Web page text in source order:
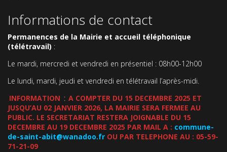
Informations de contact
Permanences de la Mairie et accueil téléphonique
(télétravail) :
Le mardi, mercredi et vendredi en présentiel : 08h00-12h00
Le lundi, mardi, jeudi et vendredi en télétravail l’après-midi.
INFORMATION : A COMPTER DU 15 DECEMBRE 2025 ET
JUSQU’AU 02 JANVIER 2026, LA MAIRIE SERA FERMEE AU
PUBLIC. LE SECRETARIAT RESTERA JOIGNABLE DU 15
DECEMBRE AU 19 DECEMBRE 2025 PAR MAIL A : commune-
de-saint-abit@wanadoo.fr OU PAR TELEPHONE AU : 05-59-
71-21-09